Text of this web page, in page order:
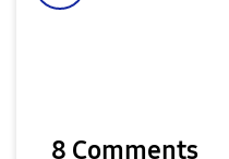
8 Comments